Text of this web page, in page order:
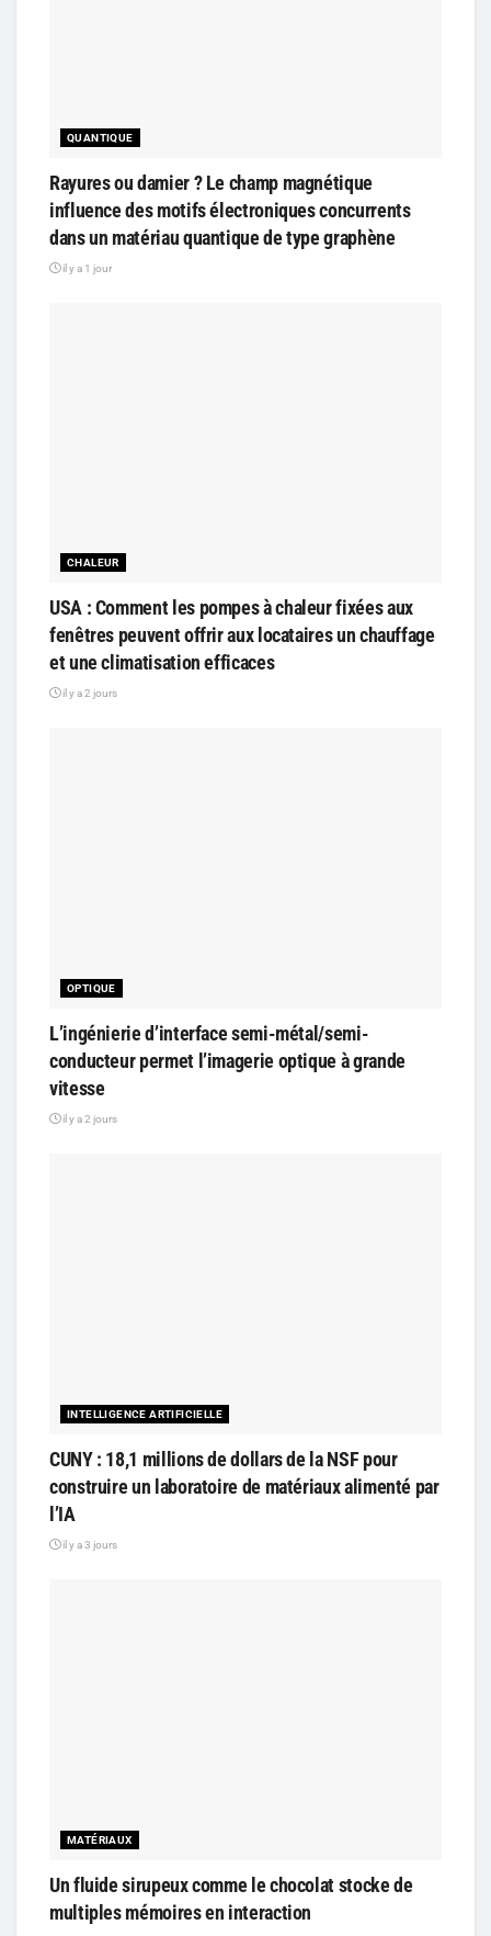
QUANTIQUE
Rayures ou damier ? Le champ magnétique
influence des motifs électroniques concurrents
dans un matériau quantique de type graphène
il y a 1 jour
CHALEUR
USA : Comment les pompes à chaleur fixées aux
fenêtres peuvent offrir aux locataires un chauffage
et une climatisation efficaces
il y a 2 jours
OPTIQUE
L’ingénierie d’interface semi-métal/semi-
conducteur permet l’imagerie optique à grande
vitesse
il y a 2 jours
INTELLIGENCE ARTIFICIELLE
CUNY : 18,1 millions de dollars de la NSF pour
construire un laboratoire de matériaux alimenté par
l’IA
il y a 3 jours
MATÉRIAUX
Un fluide sirupeux comme le chocolat stocke de
multiples mémoires en interaction